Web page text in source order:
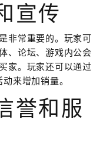
宣传
非常重要的。玩家可
、论坛、游戏内公会
家。玩家还可以通过
来增加销量。
誉和服